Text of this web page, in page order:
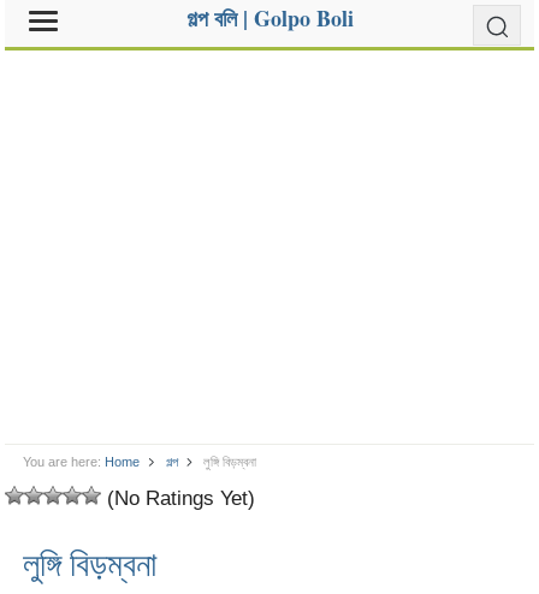
গল্প বলি | Golpo Boli
You are here: Home গল্প লুঙ্গি বিড়ম্বনা
(No Ratings Yet)
লুঙ্গি বিড়ম্বনা